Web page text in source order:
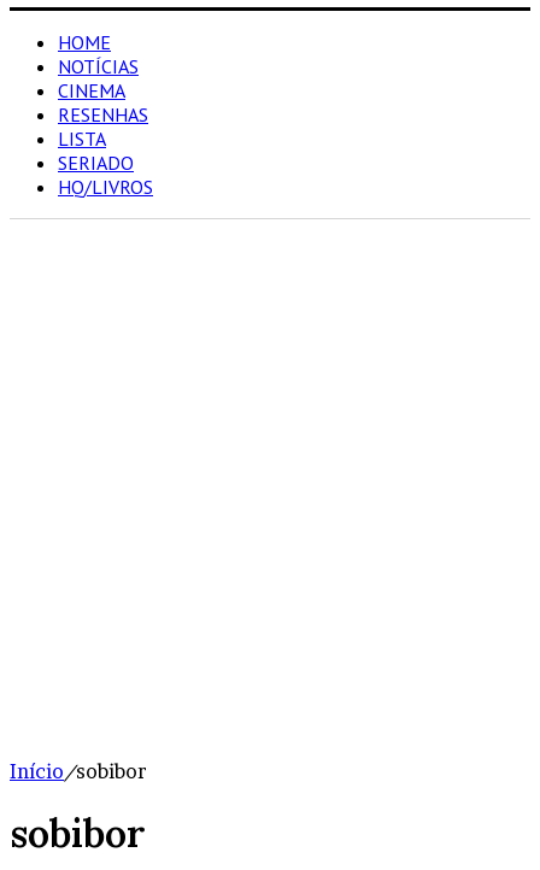
HOME
NOTÍCIAS
CINEMA
RESENHAS
LISTA
SERIADO
HQ/LIVROS
Início/sobibor
sobibor